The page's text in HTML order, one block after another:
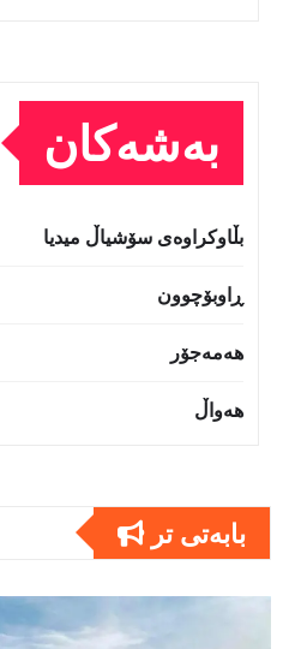
بەشەکان
بڵاوکراوەی سۆشیاڵ میدیا
ڕاوبۆچوون
هەمەجۆر
هەواڵ
بابەتى تر